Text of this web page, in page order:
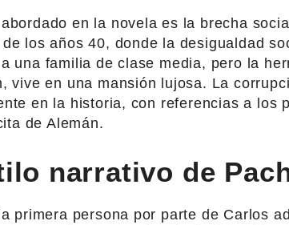
en la novela es la brecha
los años 40, donde la desigualdad
una familia de clase media, pero la
vive en una mansión lujosa. La
en la historia, con referencias a los
de Alemán.
narrativo de
primera persona por parte de Carlos